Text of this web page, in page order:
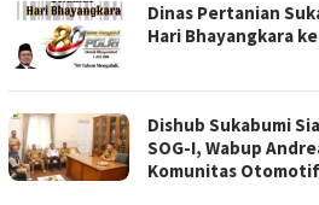
Dinas Pertanian
Hari Bhayangkara
Dishub Sukabumi
SOG-I, Wabup
Komunitas Otomotif